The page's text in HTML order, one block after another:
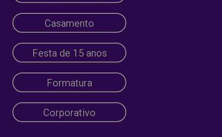
Casamento
Festa de 15 anos
Formatura
Corporativo